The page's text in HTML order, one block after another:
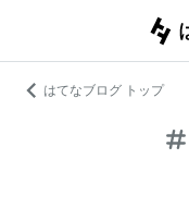
はてなブログ トップ